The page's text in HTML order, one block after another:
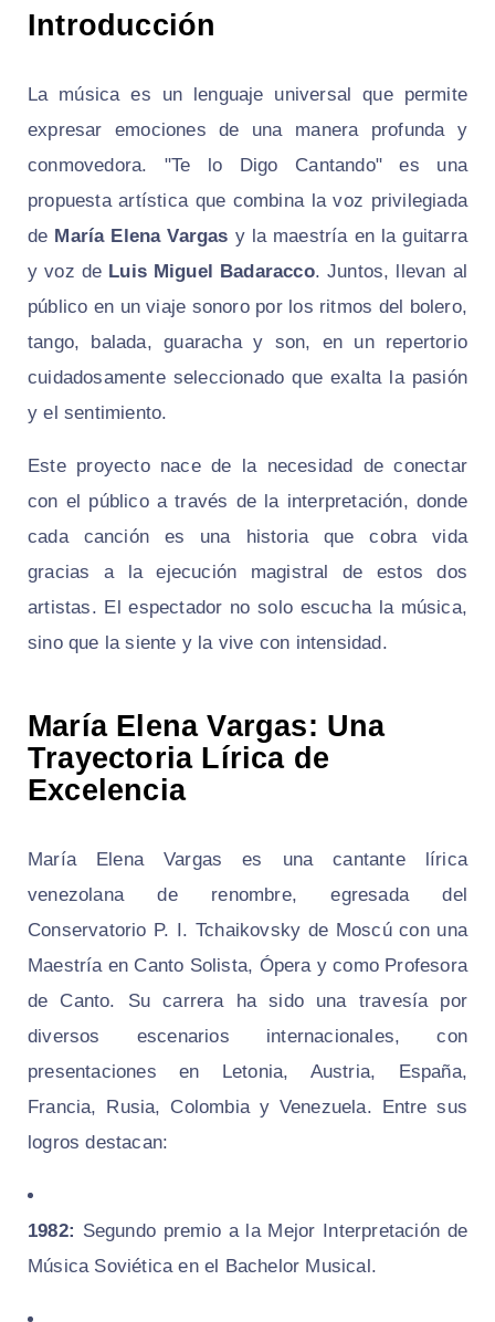
Introducción
La música es un lenguaje universal que permite
expresar emociones de una manera profunda y
conmovedora. "Te lo Digo Cantando" es una
propuesta artística que combina la voz privilegiada
de María Elena Vargas y la maestría en la guitarra
y voz de Luis Miguel Badaracco. Juntos, llevan al
público en un viaje sonoro por los ritmos del bolero,
tango, balada, guaracha y son, en un repertorio
cuidadosamente seleccionado que exalta la pasión
y el sentimiento.
Este proyecto nace de la necesidad de conectar
con el público a través de la interpretación, donde
cada canción es una historia que cobra vida
gracias a la ejecución magistral de estos dos
artistas. El espectador no solo escucha la música,
sino que la siente y la vive con intensidad.
María Elena Vargas: Una
Trayectoria Lírica de
Excelencia
María Elena Vargas es una cantante lírica
venezolana de renombre, egresada del
Conservatorio P. I. Tchaikovsky de Moscú con una
Maestría en Canto Solista, Ópera y como Profesora
de Canto. Su carrera ha sido una travesía por
diversos escenarios internacionales, con
presentaciones en Letonia, Austria, España,
Francia, Rusia, Colombia y Venezuela. Entre sus
logros destacan:
1982: Segundo premio a la Mejor Interpretación de
Música Soviética en el Bachelor Musical.